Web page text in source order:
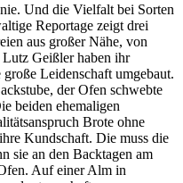
Und die Vielfalt bei Sorten
Reportage zeigt drei
aus großer Nähe, von
Geißler haben ihr
Leidenschaft umgebaut.
der Ofen schwebte
beiden ehemaligen
Brote ohne
Kundschaft. Die muss die
sie an den Backtagen am
Auf einer Alm in